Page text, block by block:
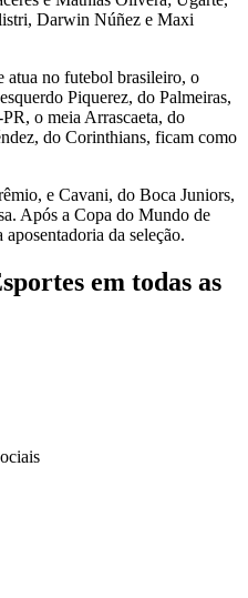
Darwin Núñez e Maxi
atua no futebol brasileiro, o
Piquerez, do Palmeiras,
o meia Arrascaeta, do
do Corinthians, ficam como
e Cavani, do Boca Juniors,
Após a Copa do Mundo de
da seleção.
em todas as